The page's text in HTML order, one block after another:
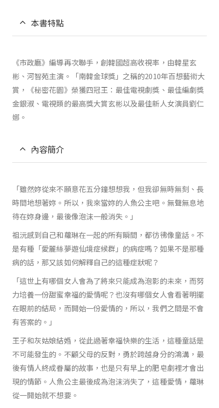
本書特點
《市政廳》編導再次聯手，創韓國超高收視率，由韓星玄
彬、河智苑主演。「南韓金球獎」之稱的2010年百想藝術大
賞，《秘密花園》榮獲四冠王：最佳電視劇獎、最佳編劇獎
金銀淑、電視類的最高獎大賞玄彬以及最佳新人女演員劉仁
娜。
內容簡介
「雖然妳從來不願意花五分鐘想想我，但我卻無時無刻、長
時間地想著妳。所以，我來當妳的人魚公主吧。無聲無息地
待在妳身邊，最後像泡沫一般消失。」
祖沅感到自己和蘿琳在一起的所有瞬間，都彷彿像童話。不
是有種「愛麗絲夢遊仙境症候群」的病症嗎？如果不是那種
病的話，那又該如何解釋自己的這種症狀呢？
「這世上有哪個女人會為了將來只能成為泡影的未來，而努
力培養一份甜蜜幸福的愛情呢？也沒有哪個女人會看著明擺
在眼前的結局，而開始一份愛情的，所以，我們之間是不會
有答案的。」
王子和灰姑娘結婚，從此過著幸福快樂的生活，這種童話是
不可能發生的。不顧父母的反對，勇於跨越身分的鴻溝，最
後有情人終成眷屬的故事，也是只有早上的肥皂劇裡才會出
現的情節。人魚公主最後成為泡沫消失了，這種愛情，蘿琳
從一開始就不想要。